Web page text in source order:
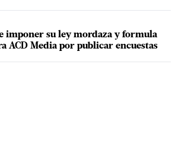
imponer su ley mordaza y formula
ACD Media por publicar encuestas